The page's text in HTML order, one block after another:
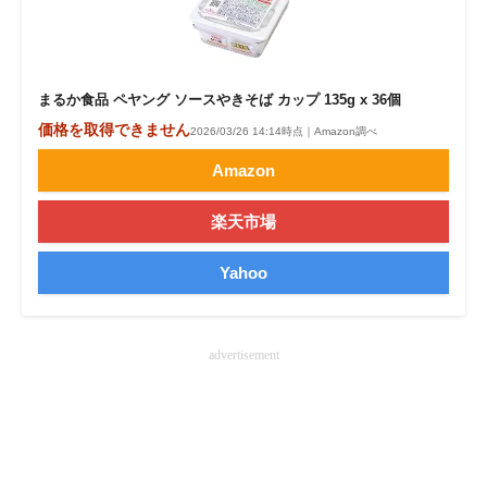
まるか食品 ペヤング ソースやきそば カップ 135g x 36個
価格を取得できません2026/03/26 14:14時点｜Amazon調べ
Amazon
楽天市場
Yahoo
advertisement